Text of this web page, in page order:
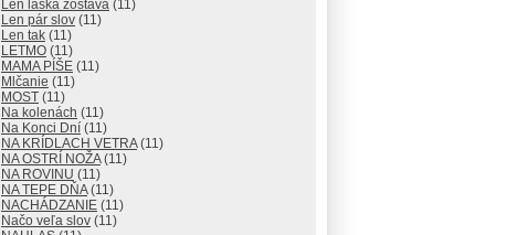
Len láska zostáva (11)
Len pár slov (11)
Len tak (11)
LETMO (11)
MAMA PÍŠE (11)
Mlčanie (11)
MOST (11)
Na kolenách (11)
Na Konci Dní (11)
NA KRÍDLACH VETRA(11)
NA OSTRÍ NOŽA(11)
NA ROVINU (11)
NA TEPE DŇA(11)
NACHÁDZANIE (11)
Načo veľa slov (11)